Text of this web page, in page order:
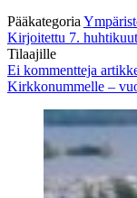
Pääkategoria
Kirjoitettu 7.
Tilaajille
Ei kommentteja
Kirkkonummelle –